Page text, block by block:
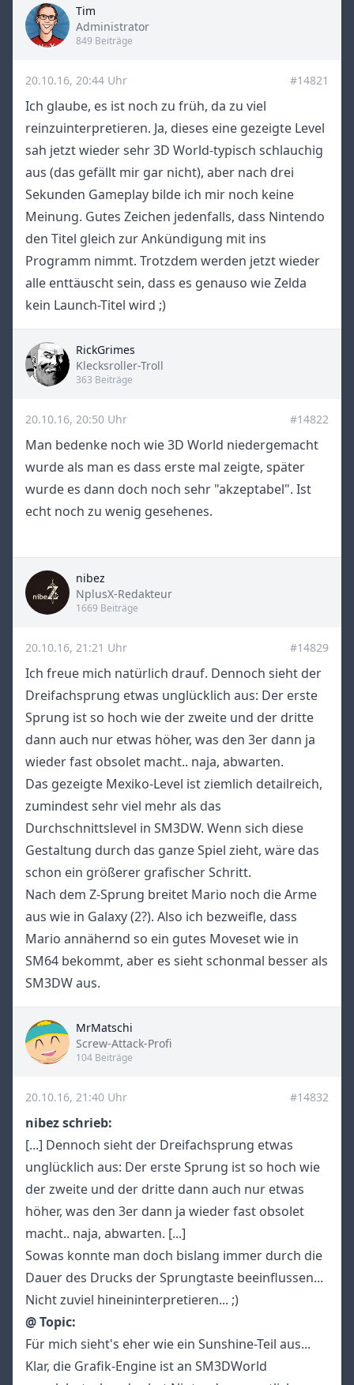
Tim
Title
Administrator
849 Beiträge
20.10.16, 20:44 Uhr #14821
Ich glaube, es ist noch zu früh, da zu viel
reinzuinterpretieren. Ja, dieses eine gezeigte Level
sah jetzt wieder sehr 3D World-typisch schlauchig
aus (das gefällt mir gar nicht), aber nach drei
Sekunden Gameplay bilde ich mir noch keine
Meinung. Gutes Zeichen jedenfalls, dass Nintendo
den Titel gleich zur Ankündigung mit ins
Programm nimmt. Trotzdem werden jetzt wieder
alle enttäuscht sein, dass es genauso wie Zelda
kein Launch-Titel wird ;)
RickGrimes
Title
Klecksroller-Troll
363 Beiträge
20.10.16, 20:50 Uhr #14822
Man bedenke noch wie 3D World niedergemacht
wurde als man es dass erste mal zeigte, später
wurde es dann doch noch sehr "akzeptabel". Ist
echt noch zu wenig gesehenes.
nibez
Title
NplusX-Redakteur
1669 Beiträge
20.10.16, 21:21 Uhr #14829
Ich freue mich natürlich drauf. Dennoch sieht der
Dreifachsprung etwas unglücklich aus: Der erste
Sprung ist so hoch wie der zweite und der dritte
dann auch nur etwas höher, was den 3er dann ja
wieder fast obsolet macht.. naja, abwarten.
Das gezeigte Mexiko-Level ist ziemlich detailreich,
zumindest sehr viel mehr als das
Durchschnittslevel in SM3DW. Wenn sich diese
Gestaltung durch das ganze Spiel zieht, wäre das
schon ein größerer grafischer Schritt.
Nach dem Z-Sprung breitet Mario noch die Arme
aus wie in Galaxy (2?). Also ich bezweifle, dass
Mario annähernd so ein gutes Moveset wie in
SM64 bekommt, aber es sieht schonmal besser als
SM3DW aus.
MrMatschi
Title
Screw-Attack-Profi
104 Beiträge
20.10.16, 21:40 Uhr #14832
nibez schrieb:
[...] Dennoch sieht der Dreifachsprung etwas
unglücklich aus: Der erste Sprung ist so hoch wie
der zweite und der dritte dann auch nur etwas
höher, was den 3er dann ja wieder fast obsolet
macht.. naja, abwarten. [...]
Sowas konnte man doch bislang immer durch die
Dauer des Drucks der Sprungtaste beeinflussen...
Nicht zuviel hineininterpretieren... ;)
@ Topic:
Für mich sieht's eher wie ein Sunshine-Teil aus...
Klar, die Grafik-Engine ist an SM3DWorld